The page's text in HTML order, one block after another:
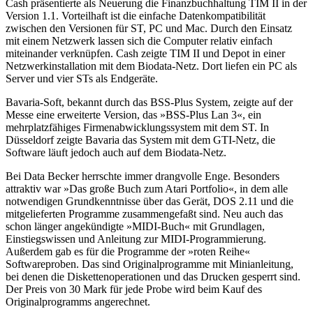
Cash präsentierte als Neuerung die Finanzbuchhaltung TIM II in der
Version 1.1. Vorteilhaft ist die einfache Datenkompatibilität
zwischen den Versionen für ST, PC und Mac. Durch den Einsatz
mit einem Netzwerk lassen sich die Computer relativ einfach
miteinander verknüpfen. Cash zeigte TIM II und Depot in einer
Netzwerkinstallation mit dem Biodata-Netz. Dort liefen ein PC als
Server und vier STs als Endgeräte.
Bavaria-Soft, bekannt durch das BSS-Plus System, zeigte auf der
Messe eine erweiterte Version, das »BSS-Plus Lan 3«, ein
mehrplatzfähiges Firmenabwicklungssystem mit dem ST. In
Düsseldorf zeigte Bavaria das System mit dem GTI-Netz, die
Software läuft jedoch auch auf dem Biodata-Netz.
Bei Data Becker herrschte immer drangvolle Enge. Besonders
attraktiv war »Das große Buch zum Atari Portfolio«, in dem alle
notwendigen Grundkenntnisse über das Gerät, DOS 2.11 und die
mitgelieferten Programme zusammengefaßt sind. Neu auch das
schon länger angekündigte »MIDI-Buch« mit Grundlagen,
Einstiegswissen und Anleitung zur MIDI-Programmierung.
Außerdem gab es für die Programme der »roten Reihe«
Softwareproben. Das sind Originalprogramme mit Minianleitung,
bei denen die Diskettenoperationen und das Drucken gesperrt sind.
Der Preis von 30 Mark für jede Probe wird beim Kauf des
Originalprogramms angerechnet.